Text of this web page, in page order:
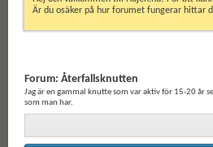
Är du osäker på hur forumet fungerar hittar
Forum: Återfallsknutten
Jag är en gammal knutte som var aktiv för 15-20 år
som man har.